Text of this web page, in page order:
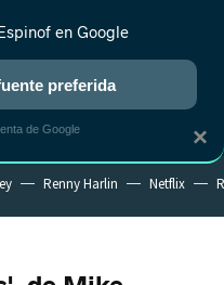
ANIME RANKINGS CINE
Renny Harlin Netflix
×
en Google
preferida
de Google